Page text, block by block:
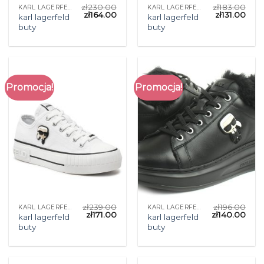
karl lagerfeld
buty
zł230.00
zł164.00
karl lagerfeld
buty
zł183.00
zł131.00
Promocja!
KARL LAGERFELD BUTY
karl lagerfeld
buty
zł239.00
zł171.00
Promocja!
KARL LAGERFELD BUTY
karl lagerfeld
buty
zł196.00
zł140.00